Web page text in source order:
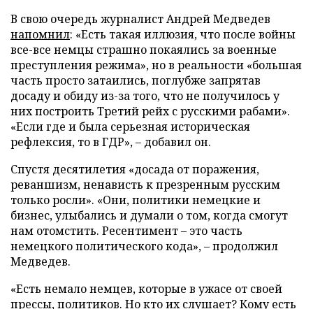
В свою очередь журналист Андрей Медведев
напомнил: «Есть такая иллюзия, что после войны
все-все немцы страшно покаялись за военные
преступления режима», но в реальности «большая
часть просто затаились, поглубже запрятав
досаду и обиду из-за того, что не получилось у
них построить Третий рейх с русскими рабами».
«Если где и была серьезная историческая
рефлексия, то в ГДР», – добавил он.
Спустя десятилетия «досада от поражения,
реваншизм, ненависть к презренным русским
только росли». «Они, политики немецкие и
бизнес, улыбались и думали о том, когда смогут
нам отомстить. Ресентимент – это часть
немецкого политического кода», – продолжил
Медведев.
«Есть немало немцев, которые в ужасе от своей
прессы, политиков. Но кто их слушает? Кому есть